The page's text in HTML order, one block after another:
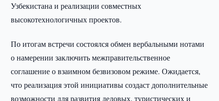
Узбекистана и реализации совместных
высокотехнологичных проектов.
По итогам встречи состоялся обмен вербальными нотами
о намерении заключить межправительственное
соглашение о взаимном безвизовом режиме. Ожидается,
что реализация этой инициативы создаст дополнительные
возможности для развития деловых, туристических и